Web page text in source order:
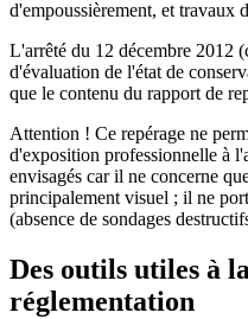
d'empoussièrement, et travaux
L'arrêté du 12 décembre 2012
d'évaluation de l'état de
que le contenu du rapport de
Attention ! Ce repérage ne
d'exposition professionnelle à
envisagés car il ne concerne
principalement visuel ; il ne
(absence de sondages
Des outils utiles à
réglementation